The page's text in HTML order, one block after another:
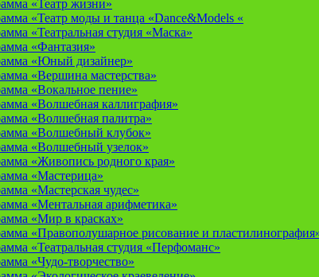
«Театр жизни»
«Театр моды и танца «Dance&Models «
«Театральная студия «Маска»
«Фантазия»
«Юный дизайнер»
«Вершина мастерства»
«Вокальное пение»
«Волшебная каллиграфия»
«Волшебная палитра»
«Волшебный клубок»
«Волшебный узелок»
«Живопись родного края»
«Мастерица»
«Мастерская чудес»
«Ментальная арифметика»
«Мир в красках»
«Правополушарное рисование и
«Театральная студия «Перфоманс»
«Чудо-творчество»